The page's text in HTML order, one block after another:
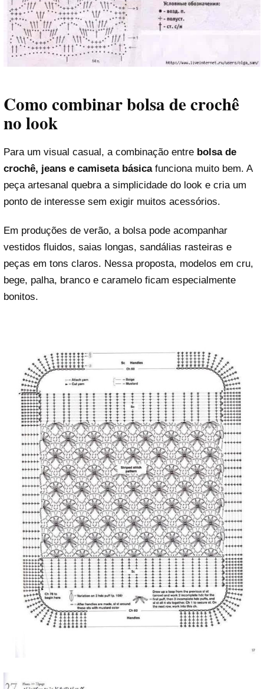
Como combinar bolsa de crochê
no look
Para um visual casual, a combinação entre bolsa de
crochê, jeans e camiseta básicafunciona muito bem. A
peça artesanal quebra a simplicidade do look e cria um
ponto de interesse sem exigir muitos acessórios.
Em produções de verão, a bolsa pode acompanhar
vestidos fluidos, saias longas, sandálias rasteiras e
peças em tons claros. Nessa proposta, modelos em cru,
bege, palha, branco e caramelo ficam especialmente
bonitos.